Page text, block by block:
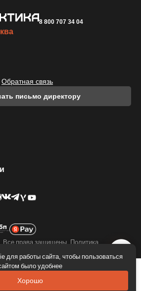
8 800 707 34 04
письмо директору
Обратная связь
права защищены. Политика
для работы сайта, чтобы пользоваться
было удобнее
Хорошо